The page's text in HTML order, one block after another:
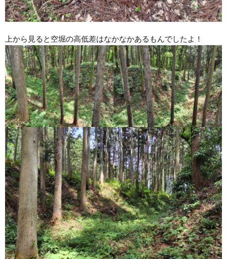
上から見ると空堀の高低差はなかなかあるもんでしたよ！